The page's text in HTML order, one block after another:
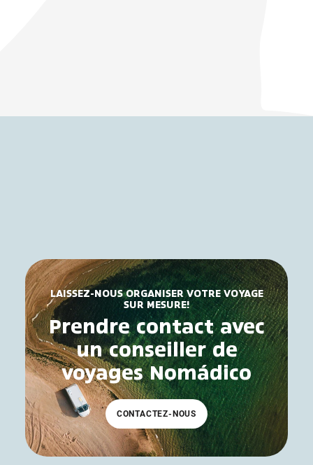
LAISSEZ-NOUS ORGANISER VOTRE VOYAGE
SUR MESURE!
Prendre contact avec
un conseiller de
voyages Nomádico
CONTACTEZ-NOUS